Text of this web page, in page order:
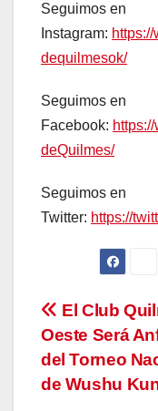
Seguimos en
Instagram:
dequilmesok/
Seguimos en
Facebook:
deQuilmes/
Seguimos en
Twitter: https://
de
El Club
Oeste Será
del Torneo
de Wushu